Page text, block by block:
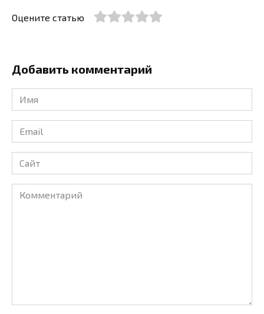
Оцените статью
Добавить комментарий
Имя
*
Email
*
Сайт
Комментарий